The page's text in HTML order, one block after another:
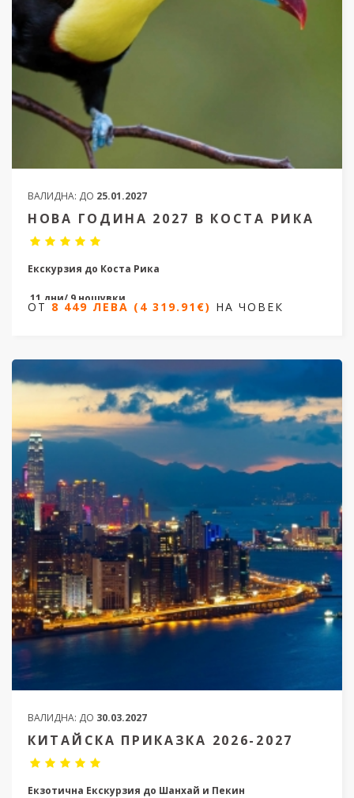
ВАЛИДНА: ДО 25.01.2027
НОВА ГОДИНА 2027 В КОСТА РИКА
Екскурзия до Коста Рика
11 дни/ 9 нощувки
8 449 ЛЕВА (4 319.91€)НА ЧОВЕК
ОТ 8 449 ЛЕВА (4 319.91€) НА ЧОВЕК
ВАЛИДНА: ДО 30.03.2027
КИТАЙСКА ПРИКАЗКА 2026-2027
Екзотична Екскурзия до Шанхай и Пекин